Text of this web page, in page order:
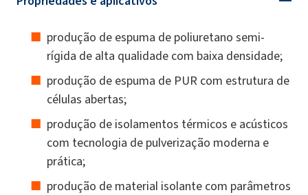
produção de espuma de poliuretano semi-
rígida de alta qualidade com baixa densidade;
produção de espuma de PUR com estrutura de
células abertas;
produção de isolamentos térmicos e acústicos
com tecnologia de pulverização moderna e
prática;
produção de material isolante com parâmetros